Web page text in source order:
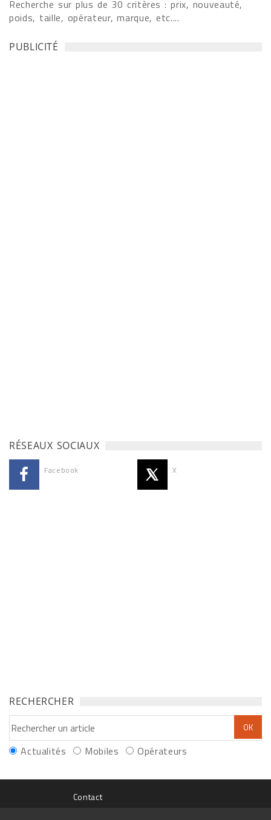
Recherche sur plus de 30 critères : prix, nouveauté,
poids, taille, opérateur, marque, etc....
PUBLICITÉ
RÉSEAUX SOCIAUX
Facebook X
RECHERCHER
Actualités Mobiles Opérateurs
Contact